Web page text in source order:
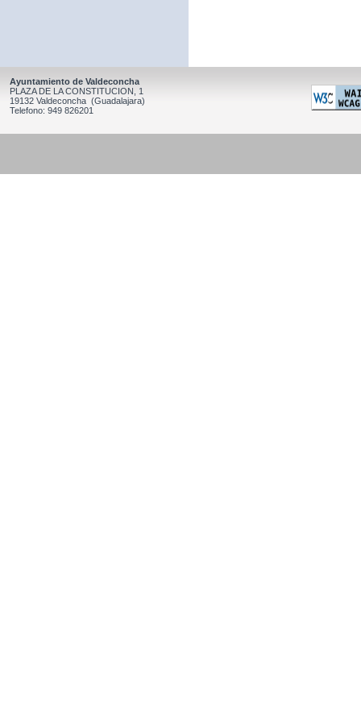
Ayuntamiento de Valdeconcha
PLAZA DE LA CONSTITUCION, 1
19132 Valdeconcha (Guadalajara)
Telefono: 949 826201